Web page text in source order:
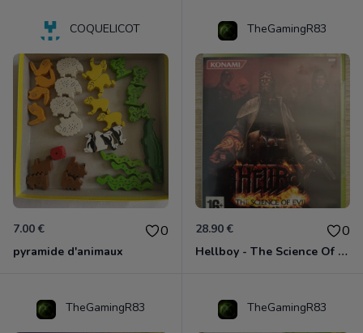
COQUELICOT
7.00 € 0
pyramide d'animaux
TheGamingR83
28.90 € 0
Hellboy - The Science Of Evil Xbox 360
TheGamingR83 TheGamingR83